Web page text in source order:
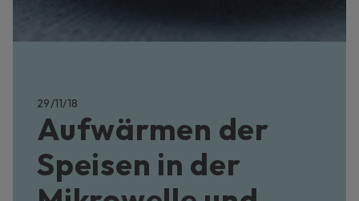
29/11/18
Aufwärmen der
Speisen in der